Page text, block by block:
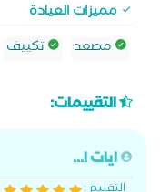
مميزات العيادة
مصعد
تكييف
التقييمات:
ايات ا...